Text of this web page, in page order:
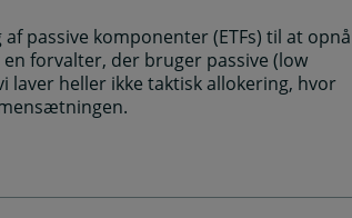
passive komponenter (ETFs) til at opnå
forvalter, der bruger passive (low
laver heller ikke taktisk allokering, hvor